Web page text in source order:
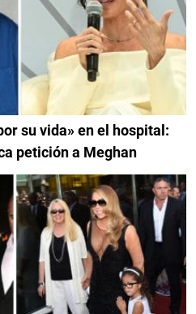
su vida» en el hospital:
petición a Meghan